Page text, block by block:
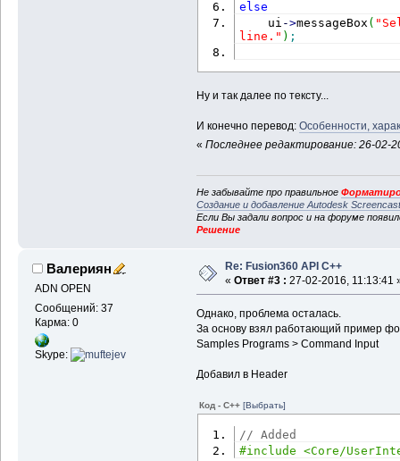
else
ui ->messageBox (
line." ) ;
Ну и так далее по тексту...
И конечно перевод: Особенности,
« Последнее редактирование: 26-02-
Не забывайте про правильное
Создание и добавление Autodesk
Если Вы задали вопрос и на форуме
Решение
Валериян
ADN OPEN
Сообщений: 37
Карма: 0
Skype:
Re: Fusion360 API C++
« Ответ #3 : 27-02-2016, 11:13:41
Однако, проблема осталась.
За основу взял работающий пример
Samples Programs > Command Input
Добавил в Header
Код - C++ [Выбрать]
// Added
#include <Core/